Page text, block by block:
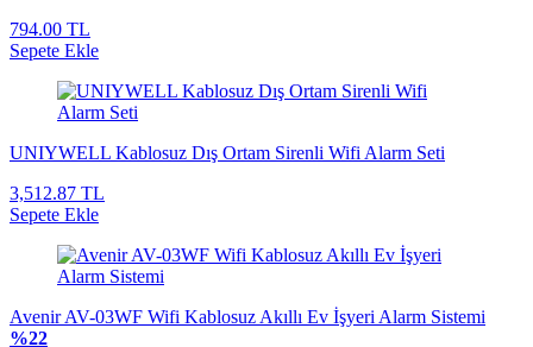
794.00 TL
Sepete Ekle
UNIYWELL Kablosuz Dış Ortam Sirenli Wifi Alarm Seti
3,512.87 TL
Sepete Ekle
Avenir AV-03WF Wifi Kablosuz Akıllı Ev İşyeri Alarm Sistemi
%22